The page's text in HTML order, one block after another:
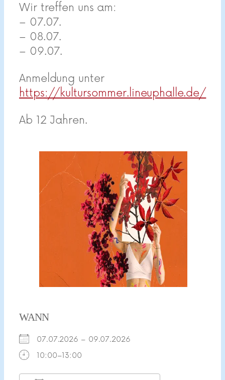
Wir treffen uns am:
– 07.07.
– 08.07.
– 09.07.
Anmeldung unter
https://kultursommer.lineuphalle.de/
Ab 12 Jahren.
WANN
07.07.2026 – 09.07.2026
10:00–13:00